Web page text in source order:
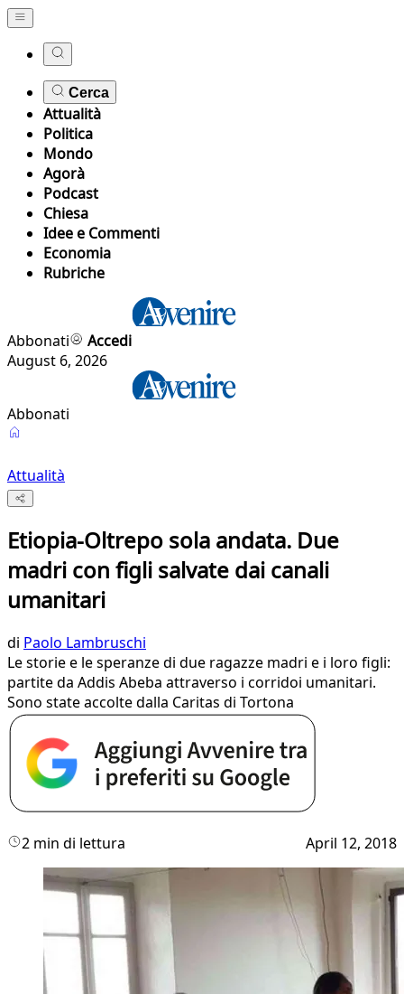
Cerca
Attualità
Politica
Mondo
Agorà
Podcast
Chiesa
Idee e Commenti
Economia
Rubriche
Abbonati
Accedi
August 6, 2026
Abbonati
Attualità
Etiopia-Oltrepo sola andata. Due
madri con figli salvate dai canali
umanitari
di Paolo Lambruschi
Le storie e le speranze di due ragazze madri e i loro figli:
partite da Addis Abeba attraverso i corridoi umanitari.
Sono state accolte dalla Caritas di Tortona
2 min di lettura April 12, 2018